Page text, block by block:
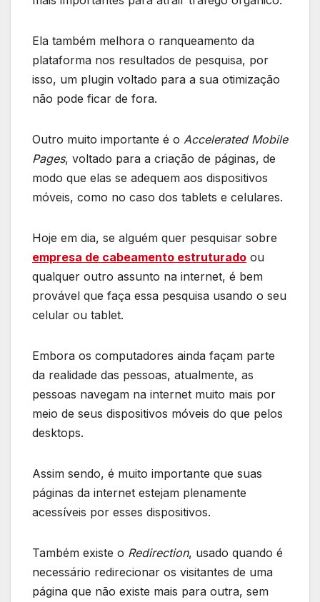
Ela também melhora o ranqueamento da
plataforma nos resultados de pesquisa, por
isso, um plugin voltado para a sua otimização
não pode ficar de fora.
Outro muito importante é o Accelerated Mobile
Pages, voltado para a criação de páginas, de
modo que elas se adequem aos dispositivos
móveis, como no caso dos tablets e celulares.
Hoje em dia, se alguém quer pesquisar sobre
empresa de cabeamento estruturado ou
qualquer outro assunto na internet, é bem
provável que faça essa pesquisa usando o seu
celular ou tablet.
Embora os computadores ainda façam parte
da realidade das pessoas, atualmente, as
pessoas navegam na internet muito mais por
meio de seus dispositivos móveis do que pelos
desktops.
Assim sendo, é muito importante que suas
páginas da internet estejam plenamente
acessíveis por esses dispositivos.
Também existe o Redirection, usado quando é
necessário redirecionar os visitantes de uma
página que não existe mais para outra, sem